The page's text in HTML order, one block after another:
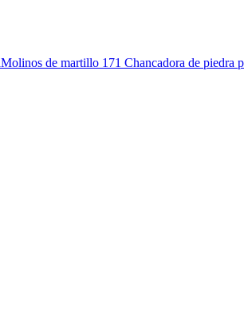
de martillo 171 Chancadora de piedra